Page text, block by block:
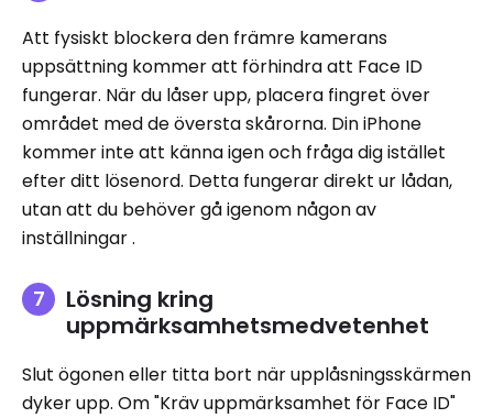
Att fysiskt blockera den främre kamerans
uppsättning kommer att förhindra att Face ID
fungerar. När du låser upp, placera fingret över
området med de översta skårorna. Din iPhone
kommer inte att känna igen och fråga dig istället
efter ditt lösenord. Detta fungerar direkt ur lådan,
utan att du behöver gå igenom någon av
inställningar .
Lösning kring
uppmärksamhetsmedvetenhet
Slut ögonen eller titta bort när upplåsningsskärmen
dyker upp. Om "Kräv uppmärksamhet för Face ID"